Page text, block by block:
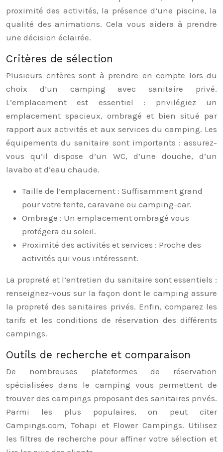
proximité des activités, la présence d’une piscine, la
qualité des animations. Cela vous aidera à prendre
une décision éclairée.
Critères de sélection
Plusieurs critères sont à prendre en compte lors du
choix d’un camping avec sanitaire privé.
L’emplacement est essentiel : privilégiez un
emplacement spacieux, ombragé et bien situé par
rapport aux activités et aux services du camping. Les
équipements du sanitaire sont importants : assurez-
vous qu’il dispose d’un WC, d’une douche, d’un
lavabo et d’eau chaude.
Taille de l’emplacement : Suffisamment grand
pour votre tente, caravane ou camping-car.
Ombrage : Un emplacement ombragé vous
protégera du soleil.
Proximité des activités et services : Proche des
activités qui vous intéressent.
La propreté et l’entretien du sanitaire sont essentiels :
renseignez-vous sur la façon dont le camping assure
la propreté des sanitaires privés. Enfin, comparez les
tarifs et les conditions de réservation des différents
campings.
Outils de recherche et comparaison
De nombreuses plateformes de réservation
spécialisées dans le camping vous permettent de
trouver des campings proposant des sanitaires privés.
Parmi les plus populaires, on peut citer
Campings.com, Tohapi et Flower Campings. Utilisez
les filtres de recherche pour affiner votre sélection et